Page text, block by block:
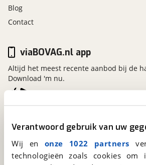
Verantwoord gebruik van uw
Wij en onze 1022 partners
technologieën zoals cookies
Blog
Contact
Kosterijland15
Bunnik
Een initiatief van
BOVAG
viaBOVAG.nl app
Altijd het meest recente aanbod bij de
Download 'm nu.